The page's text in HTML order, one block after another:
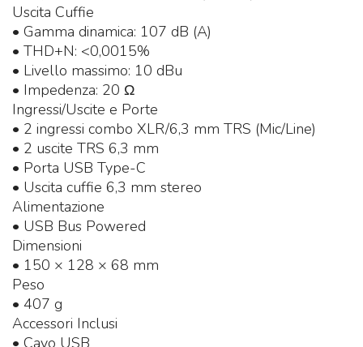
Uscita Cuffie
• Gamma dinamica: 107 dB (A)
• THD+N: <0,0015%
• Livello massimo: 10 dBu
• Impedenza: 20 Ω
Ingressi/Uscite e Porte
• 2 ingressi combo XLR/6,3 mm TRS (Mic/Line)
• 2 uscite TRS 6,3 mm
• Porta USB Type-C
• Uscita cuffie 6,3 mm stereo
Alimentazione
• USB Bus Powered
Dimensioni
• 150 × 128 × 68 mm
Peso
• 407 g
Accessori Inclusi
• Cavo USB